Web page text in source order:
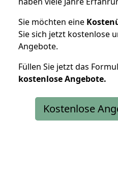
Sie möchten eine
Sie sich jetzt kostenlose
Angebote.
Füllen Sie jetzt das
kostenloseAngebote.
Kostenlose